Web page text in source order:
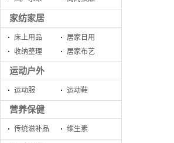
家纺家居
床上用品
居家日用
收纳整理
居家布艺
运动户外
运动服 运动鞋
营养保健
传统滋补品 维生素